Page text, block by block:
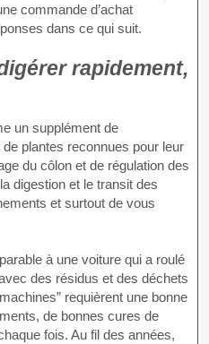
commande d’achat
dans ce qui suit.
rapidement,
un supplément de
plantes reconnues pour leur
du côlon et de régulation des
digestion et le transit des
et surtout de vous
à une voiture qui a roulé
des résidus et des déchets
requièrent une bonne
de bonnes cures de
fois. Au fil des années,